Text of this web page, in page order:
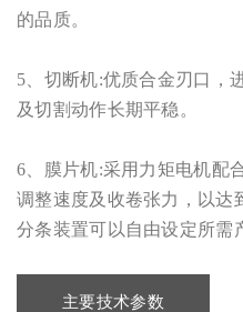
的品质。
5、切断机:优质合金刃口，
及切割动作长期平稳。
6、膜片机:采用力矩电机配
调整速度及收卷张力，以达
分条装置可以自由设定所需
主要技术参数